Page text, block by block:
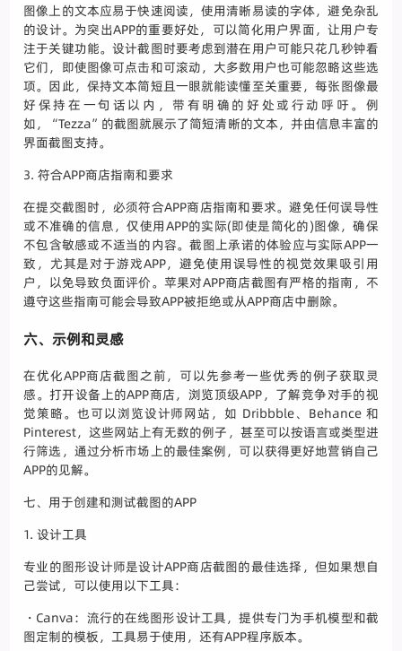
图像上的文本应易于快速阅读，使用清晰易读的字体，避免杂乱
的设计。为突出APP的重要好处，可以简化用户界面，让用户专
注于关键功能。设计截图时要考虑到潜在用户可能只花几秒钟看
它们，即使图像可点击和可滚动，大多数用户也可能忽略这些选
项。因此，保持文本简短且一眼就能读懂至关重要，每张图像最
好保持在一句话以内，带有明确的好处或行动呼吁。例
如，“Tezza”的截图就展示了简短清晰的文本，并由信息丰富的
界面截图支持。
3. 符合APP商店指南和要求
在提交截图时，必须符合APP商店指南和要求。避免任何误导性
或不准确的信息，仅使用APP的实际(即使是简化的)图像，确保
不包含敏感或不适当的内容。截图上承诺的体验应与实际APP一
致，尤其是对于游戏APP，避免使用误导性的视觉效果吸引用
户，以免导致负面评价。苹果对APP商店截图有严格的指南，不
遵守这些指南可能会导致APP被拒绝或从APP商店中删除。
六、示例和灵感
在优化APP商店截图之前，可以先参考一些优秀的例子获取灵
感。打开设备上的APP商店，浏览顶级APP，了解竞争对手的视
觉策略。也可以浏览设计师网站，如 Dribbble、Behance 和
Pinterest，这些网站上有无数的例子，甚至可以按语言或类型进
行筛选，通过分析市场上的最佳案例，可以获得更好地营销自己
APP的见解。
七、用于创建和测试截图的APP
1. 设计工具
专业的图形设计师是设计APP商店截图的最佳选择，但如果想自
己尝试，可以使用以下工具：
・Canva：流行的在线图形设计工具，提供专门为手机模型和截
图定制的模板，工具易于使用，还有APP程序版本。